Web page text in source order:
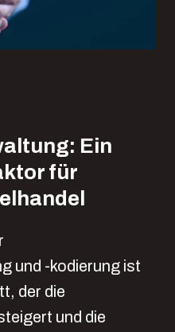
Ein
für
und -kodierung ist
der die
und die